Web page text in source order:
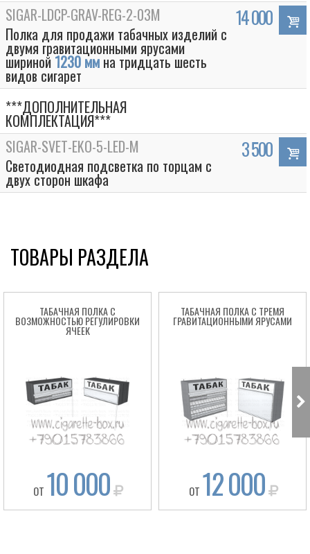
Box
SIGAR-LDCP-GRAV-REG-2-03M
Полка для продажи табачных изделий с
двумя гравитационными ярусами
шириной 1230 мм на тридцать шесть
видов сигарет
14 000
***ДОПОЛНИТЕЛЬНАЯ
КОМПЛЕКТАЦИЯ***
SIGAR-SVET-EKO-5-LED-M
Светодиодная подсветка по торцам с
двух сторон шкафа
3 500
ТОВАРЫ РАЗДЕЛА
ТАБАЧНАЯ ПОЛКА С
ВОЗМОЖНОСТЬЮ РЕГУЛИРОВКИ
ЯЧЕЕК
ОТ 10 000
ТАБАЧНАЯ ПОЛКА С ТРЕМЯ
ГРАВИТАЦИОННЫМИ ЯРУСАМИ
ОТ 12 000